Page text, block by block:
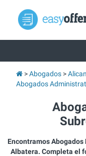
Abogados
Abogados
Encontramos
Albatera. Completa el